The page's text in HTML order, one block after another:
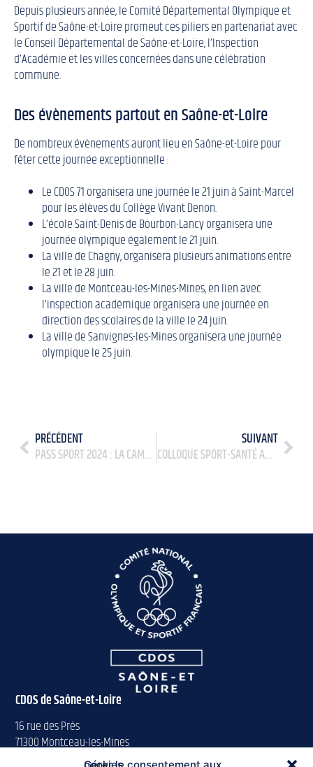
Depuis plusieurs année, le Comité Départemental Olympique et
Sportif de Saône-et-Loire promeut ces piliers en partenariat avec
le Conseil Départemental de Saône-et-Loire, l’Inspection
d’Académie et les villes concernées dans une célébration
commune.
Des évènements partout en Saône-et-Loire
De nombreux évènements auront lieu en Saône-et-Loire pour
fêter cette journée exceptionnelle :
Le CDOS 71 organisera une journée le 21 juin à Saint-Marcel
pour les élèves du Collège Vivant Denon.
L’école Saint-Denis de Bourbon-Lancy organisera une
journée olympique également le 21 juin.
La ville de Chagny, organisera plusieurs animations entre
le 21 et le 28 juin.
La ville deMontceau-les-Mines-Mines, en lien avec
l’inspection académique organisera une journée en
direction des scolaires de la ville le 24 juin.
La ville de Sanvignes-les-Mines organisera une journée
olympique le 25 juin.
PRÉCÉDENT
PASS SPORT 2024 : LA CAMPAGNE EST LANCÉE !!
SUIVANT
COLLOQUE SPORT-SANTÉ AU FÉMININ : 9 ET 10 DÉCEMBRE 2024 À BESANCON
CDOS de Saône-et-Loire
16 rue des Près
71300 Montceau-les-Mines